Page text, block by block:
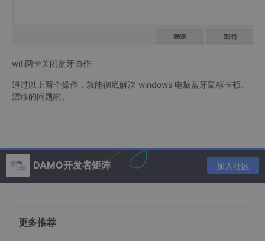
wifi网卡关闭蓝牙协作
通过以上两个操作，就能彻底解决 windows 电脑蓝牙鼠标卡顿、
漂移的问题啦。
DAMO开发者矩阵 加入社区
更多推荐